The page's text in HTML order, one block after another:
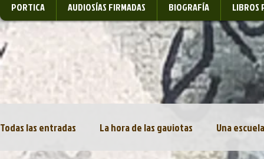
PORTICA AUDIOSÍAS FIRMADAS BIOGRAFÍA LIBROS
Todas las entradas La hora de las gaviotas Una